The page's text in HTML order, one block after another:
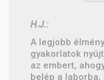
H.J.:
A legjobb
gyakorlatok
az embert,
belép a